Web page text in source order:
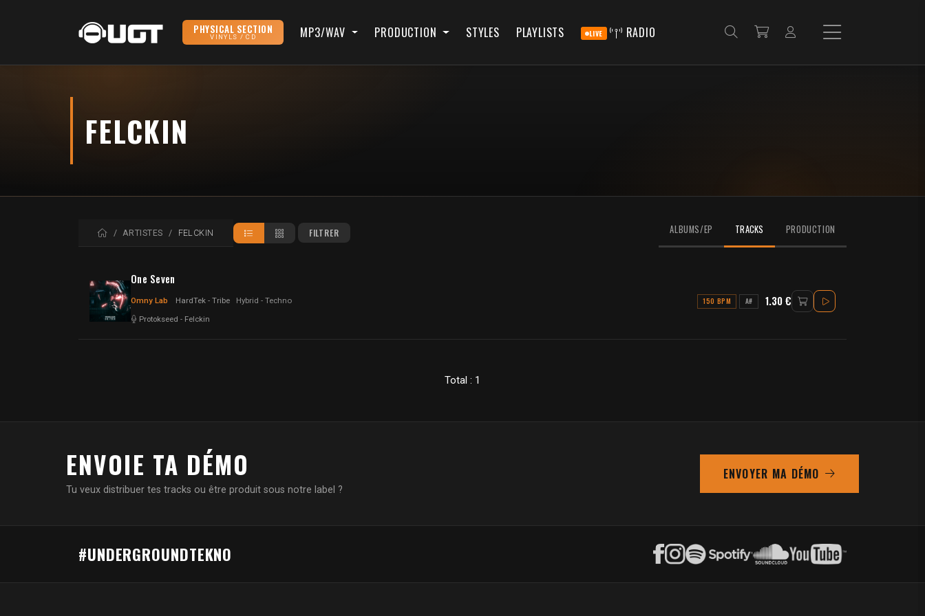
PHYSICAL SECTION
VINYLS / CD MP3/WAV PRODUCTION STYLES PLAYLISTS LIVE RADIO
FELCKIN
ACCUEIL
ARTISTES FELCKIN FILTRER ALBUMS/EP TRACKS PRODUCTION
One Seven
Omny Lab HardTek - Tribe Hybrid - Techno
Protokseed - Felckin
150 BPM A# 1.30 €
Total : 1
ENVOIE TA DÉMO
Tu veux distribuer tes tracks ou être produit sous notre label ?
ENVOYER MA DÉMO
#UNDERGROUNDTEKNO